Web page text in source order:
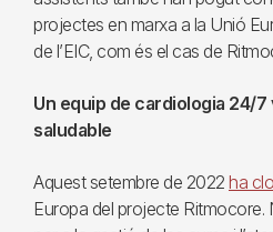
projectes en marxa a la Unió
de l’EIC, com és el cas de
Un equip de cardiologia 24/
saludable
Aquest setembre de 2022 ha
Europa del projecte